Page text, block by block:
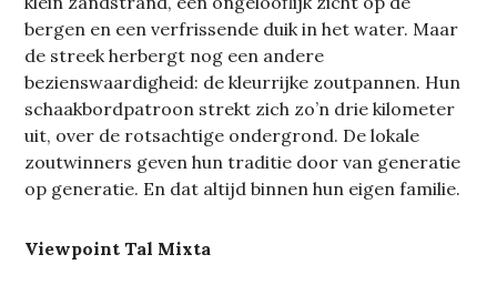
bergen en een verfrissende duik in het water. Maar
de streek herbergt nog een andere
bezienswaardigheid: de kleurrijke zoutpannen. Hun
schaakbordpatroon strekt zich zo’n drie kilometer
uit, over de rotsachtige ondergrond. De lokale
zoutwinners geven hun traditie door van generatie
op generatie. En dat altijd binnen hun eigen familie.
Viewpoint Tal Mixta